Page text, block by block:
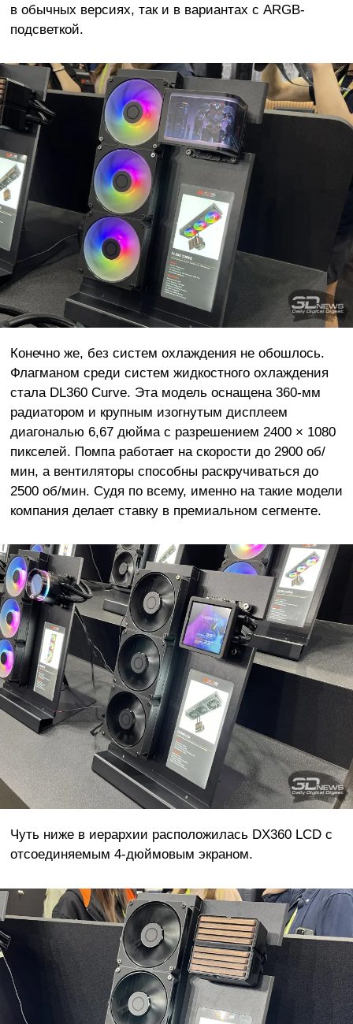
в обычных версиях, так и в вариантах с ARGB-
подсветкой.
Конечно же, без систем охлаждения не обошлось.
Флагманом среди систем жидкостного охлаждения
стала DL360 Curve. Эта модель оснащена 360-мм
радиатором и крупным изогнутым дисплеем
диагональю 6,67 дюйма с разрешением 2400 × 1080
пикселей. Помпа работает на скорости до 2900 об/
мин, а вентиляторы способны раскручиваться до
2500 об/мин. Судя по всему, именно на такие модели
компания делает ставку в премиальном сегменте.
Чуть ниже в иерархии расположилась DX360 LCD с
отсоединяемым 4-дюймовым экраном.